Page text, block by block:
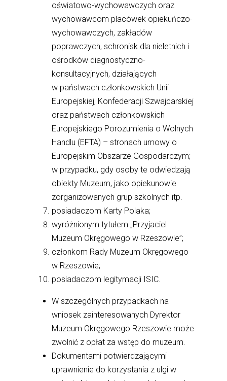
oświatowo-wychowawczych oraz
wychowawcom placówek opiekuńczo-
wychowawczych, zakładów
poprawczych, schronisk dla nieletnich i
ośrodków diagnostyczno-
konsultacyjnych, działających
w państwach członkowskich Unii
Europejskiej, Konfederacji Szwajcarskiej
oraz państwach członkowskich
Europejskiego Porozumienia o Wolnych
Handlu (EFTA) – stronach umowy o
Europejskim Obszarze Gospodarczym;
w przypadku, gdy osoby te odwiedzają
obiekty Muzeum, jako opiekunowie
zorganizowanych grup szkolnych itp.
posiadaczom Karty Polaka;
wyróżnionym tytułem „Przyjaciel
Muzeum Okręgowego w Rzeszowie”;
członkom Rady Muzeum Okręgowego
w Rzeszowie;
posiadaczom legitymacji ISIC.
W szczególnych przypadkach na
wniosek zainteresowanych Dyrektor
Muzeum Okręgowego Rzeszowie może
zwolnić z opłat za wstęp do muzeum.
Dokumentami potwierdzającymi
uprawnienie do korzystania z ulgi w